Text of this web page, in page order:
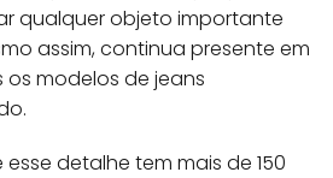
qualquer objeto importante
assim, continua presente em
modelos de jeans
detalhe tem mais de 150